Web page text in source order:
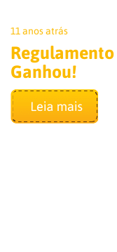
11 anos atrás
Ganhou!